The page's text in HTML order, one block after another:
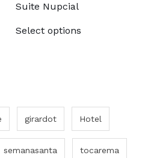
Suite Nupcial
Select optionsproduct
chosen
on
product
page
girardot Hotel
semanasanta tocarema